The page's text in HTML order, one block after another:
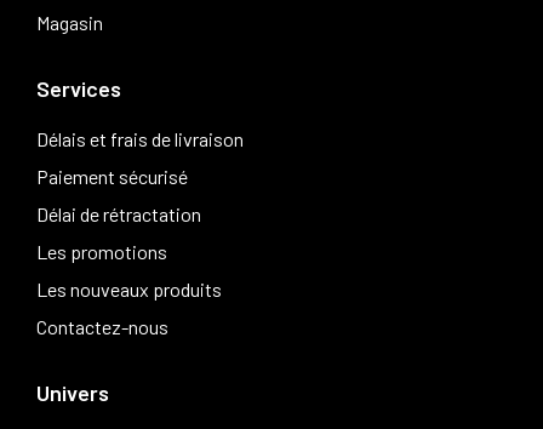
Magasin
Services
Délais et frais de livraison
Paiement sécurisé
Délai de rétractation
Les promotions
Les nouveaux produits
Contactez-nous
Univers